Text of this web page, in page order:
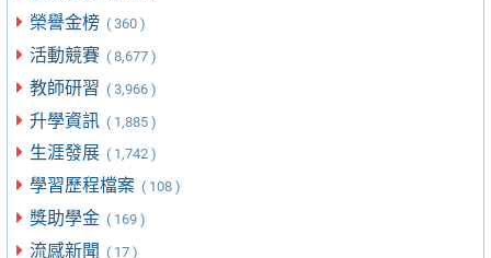
榮譽金榜 ( 360 )
活動競賽 ( 8,677 )
教師研習 ( 3,966 )
升學資訊 ( 1,885 )
生涯發展 ( 1,742 )
學習歷程檔案 ( 108 )
獎助學金 ( 169 )
流感新聞 ( 17 )